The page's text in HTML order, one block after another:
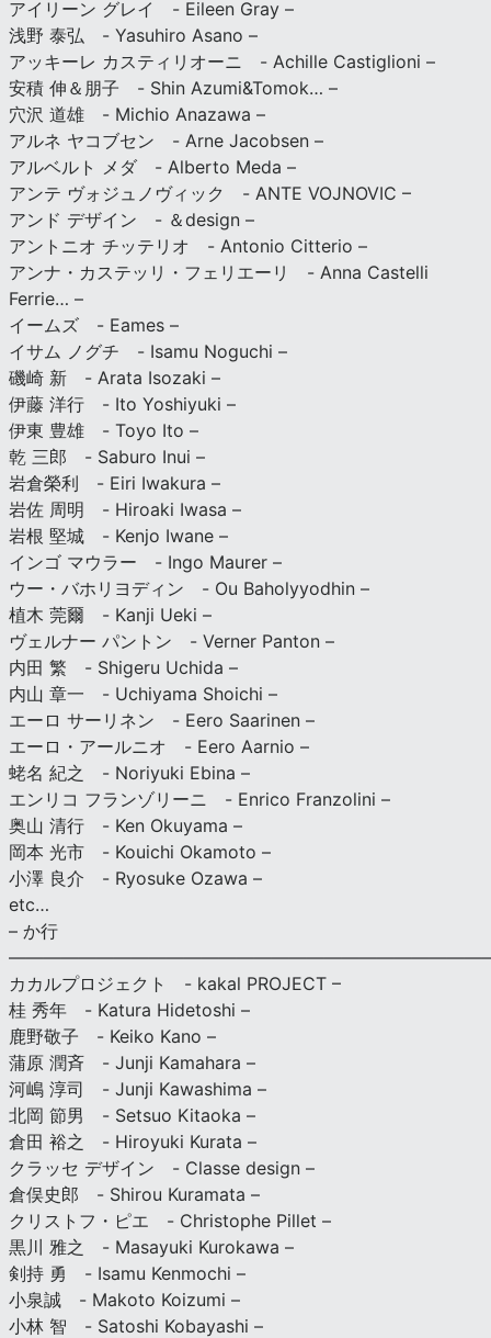
アイリーン グレイ - Eileen Gray –
浅野 泰弘 - Yasuhiro Asano –
アッキーレ カスティリオーニ - Achille Castiglioni –
安積 伸＆朋子 - Shin Azumi&Tomok… –
穴沢 道雄 - Michio Anazawa –
アルネ ヤコブセン - Arne Jacobsen –
アルベルト メダ - Alberto Meda –
アンテ ヴォジュノヴィック - ANTE VOJNOVIC –
アンド デザイン - ＆design –
アントニオ チッテリオ - Antonio Citterio –
アンナ・カステッリ・フェリエーリ - Anna Castelli
Ferrie… –
イームズ - Eames –
イサム ノグチ - Isamu Noguchi –
磯崎 新 - Arata Isozaki –
伊藤 洋行 - Ito Yoshiyuki –
伊東 豊雄 - Toyo Ito –
乾 三郎 - Saburo Inui –
岩倉榮利 - Eiri Iwakura –
岩佐 周明 - Hiroaki Iwasa –
岩根 堅城 - Kenjo Iwane –
インゴ マウラー - Ingo Maurer –
ウー・バホリヨディン - Ou Baholyyodhin –
植木 莞爾 - Kanji Ueki –
ヴェルナー パントン - Verner Panton –
内田 繁 - Shigeru Uchida –
内山 章一 - Uchiyama Shoichi –
エーロ サーリネン - Eero Saarinen –
エーロ・アールニオ - Eero Aarnio –
蛯名 紀之 - Noriyuki Ebina –
エンリコ フランゾリーニ - Enrico Franzolini –
奥山 清行 - Ken Okuyama –
岡本 光市 - Kouichi Okamoto –
小澤 良介 - Ryosuke Ozawa –
etc…
– か行
カカルプロジェクト - kakal PROJECT –
桂 秀年 - Katura Hidetoshi –
鹿野敬子 - Keiko Kano –
蒲原 潤斉 - Junji Kamahara –
河嶋 淳司 - Junji Kawashima –
北岡 節男 - Setsuo Kitaoka –
倉田 裕之 - Hiroyuki Kurata –
クラッセ デザイン - Classe design –
倉俣史郎 - Shirou Kuramata –
クリストフ・ピエ - Christophe Pillet –
黒川 雅之 - Masayuki Kurokawa –
剣持 勇 - Isamu Kenmochi –
小泉誠 - Makoto Koizumi –
小林 智 - Satoshi Kobayashi –